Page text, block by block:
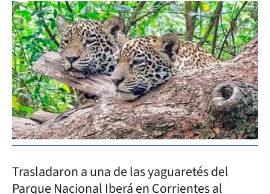
Trasladaron a una de las yaguaretés del
Parque Nacional Iberá en Corrientes al